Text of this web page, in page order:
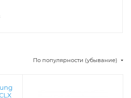
По популярности (убывание)